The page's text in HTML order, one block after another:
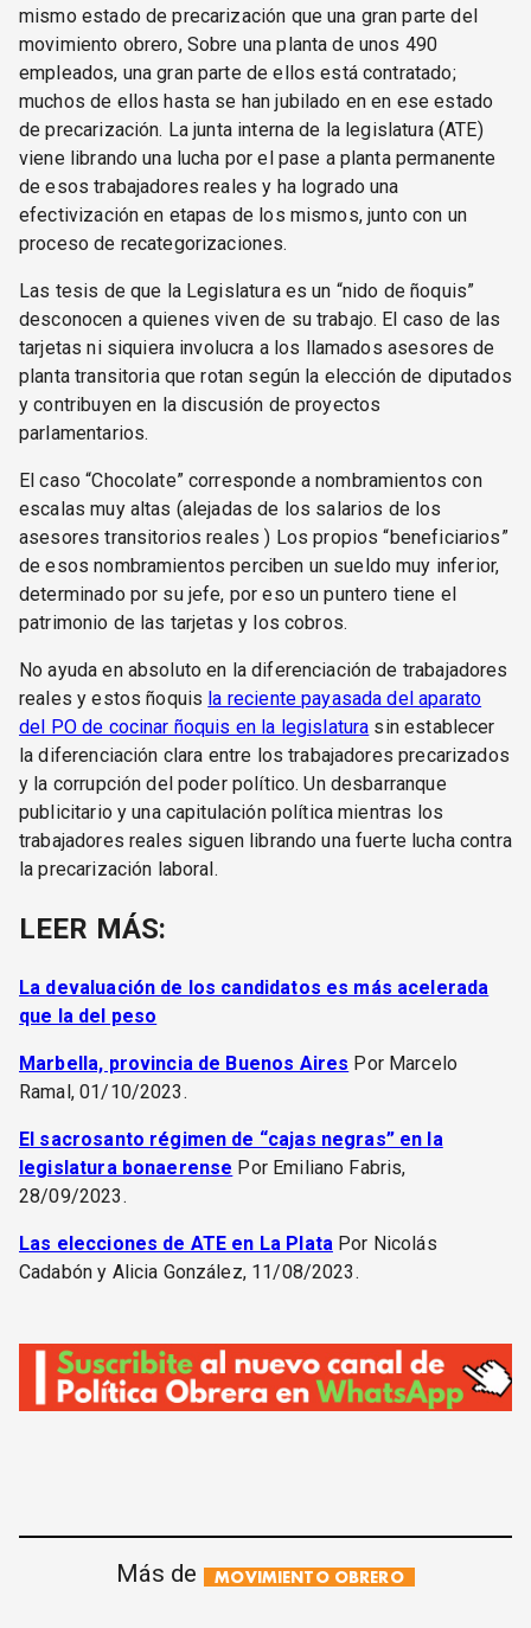
mismo estado de precarización que una gran parte del
movimiento obrero, Sobre una planta de unos 490
empleados, una gran parte de ellos está contratado;
muchos de ellos hasta se han jubilado en en ese estado
de precarización. La junta interna de la legislatura (ATE)
viene librando una lucha por el pase a planta permanente
de esos trabajadores reales y ha logrado una
efectivización en etapas de los mismos, junto con un
proceso de recategorizaciones.
Las tesis de que la Legislatura es un “nido de ñoquis”
desconocen a quienes viven de su trabajo. El caso de las
tarjetas ni siquiera involucra a los llamados asesores de
planta transitoria que rotan según la elección de diputados
y contribuyen en la discusión de proyectos
parlamentarios.
El caso “Chocolate” corresponde a nombramientos con
escalas muy altas (alejadas de los salarios de los
asesores transitorios reales ) Los propios “beneficiarios”
de esos nombramientos perciben un sueldo muy inferior,
determinado por su jefe, por eso un puntero tiene el
patrimonio de las tarjetas y los cobros.
No ayuda en absoluto en la diferenciación de trabajadores
reales y estos ñoquis la reciente payasada del aparato
del PO de cocinar ñoquis en la legislatura sin establecer
la diferenciación clara entre los trabajadores precarizados
y la corrupción del poder político. Un desbarranque
publicitario y una capitulación política mientras los
trabajadores reales siguen librando una fuerte lucha contra
la precarización laboral.
LEER MÁS:
La devaluación de los candidatos es más acelerada
que la del peso
Marbella, provincia de Buenos Aires Por Marcelo
Ramal, 01/10/2023.
El sacrosanto régimen de “cajas negras” en la
legislatura bonaerense Por Emiliano Fabris,
28/09/2023.
Las elecciones de ATE en La Plata Por Nicolás
Cadabón y Alicia González, 11/08/2023.
Más de MOVIMIENTO OBRERO